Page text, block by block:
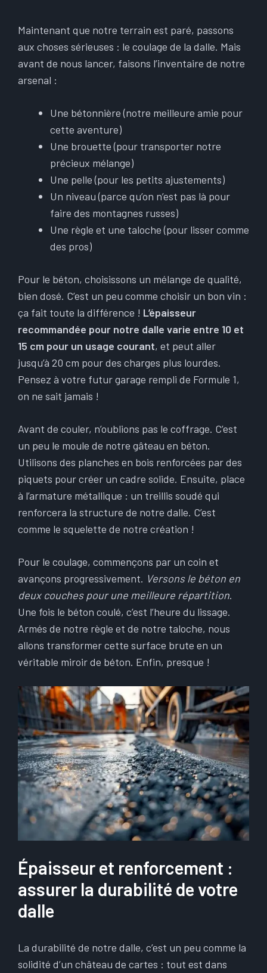
Maintenant que notre terrain est paré, passons
aux choses sérieuses : le coulage de la dalle. Mais
avant de nous lancer, faisons l’inventaire de notre
arsenal :
Une bétonnière (notre meilleure amie pour
cette aventure)
Une brouette (pour transporter notre
précieux mélange)
Une pelle (pour les petits ajustements)
Un niveau (parce qu’on n’est pas là pour
faire des montagnes russes)
Une règle et une taloche (pour lisser comme
des pros)
Pour le béton, choisissons un mélange de qualité,
bien dosé. C’est un peu comme choisir un bon vin :
ça fait toute la différence ! L’épaisseur
recommandée pour notre dalle varie entre 10 et
15 cm pour un usage courant, et peut aller
jusqu’à 20 cm pour des charges plus lourdes.
Pensez à votre futur garage rempli de Formule 1,
on ne sait jamais !
Avant de couler, n’oublions pas le coffrage. C’est
un peu le moule de notre gâteau en béton.
Utilisons des planches en bois renforcées par des
piquets pour créer un cadre solide. Ensuite, place
à l’armature métallique : un treillis soudé qui
renforcera la structure de notre dalle. C’est
comme le squelette de notre création !
Pour le coulage, commençons par un coin et
avançons progressivement. Versons le béton en
deux couches pour une meilleure répartition.
Une fois le béton coulé, c’est l’heure du lissage.
Armés de notre règle et de notre taloche, nous
allons transformer cette surface brute en un
véritable miroir de béton. Enfin, presque !
Épaisseur et renforcement :
assurer la durabilité de votre
dalle
La durabilité de notre dalle, c’est un peu comme la
solidité d’un château de cartes : tout est dans